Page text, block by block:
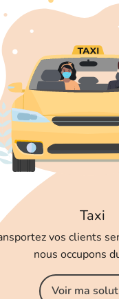
Taxi
vos clients
nous occupons
Voir ma